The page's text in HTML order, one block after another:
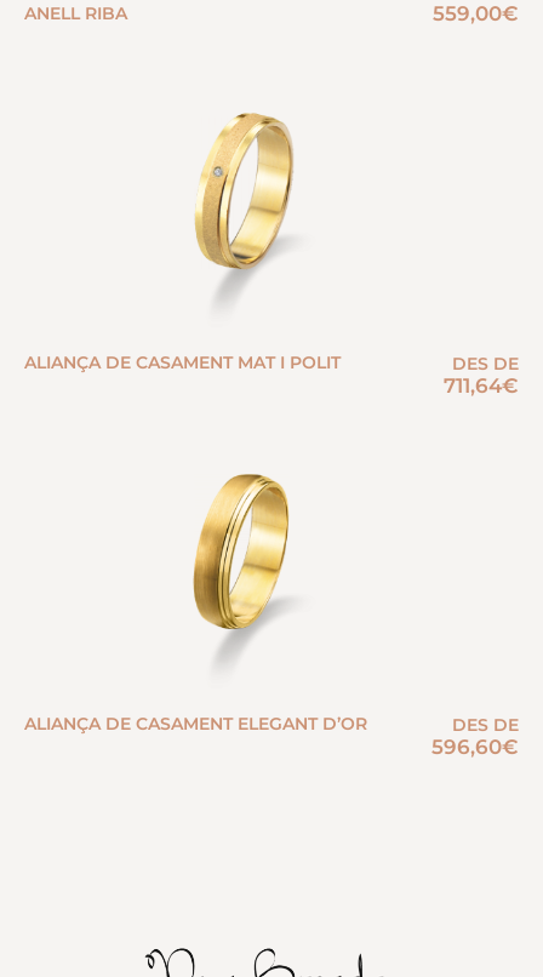
ANELL RIBA 559,00€
ALIANÇA DE CASAMENT MAT I POLIT DES DE
711,64€
ALIANÇA DE CASAMENT ELEGANT D’OR DES DE
596,60€